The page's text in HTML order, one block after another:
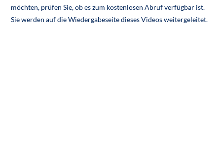
möchten, prüfen Sie, ob es zum kostenlosen Abruf verfügbar ist.
Sie werden auf die Wiedergabeseite dieses Videos weitergeleitet.